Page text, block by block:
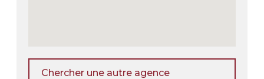
Chercher une autre agence